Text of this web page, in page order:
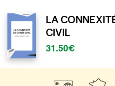
LA
CIVIL
31.50€